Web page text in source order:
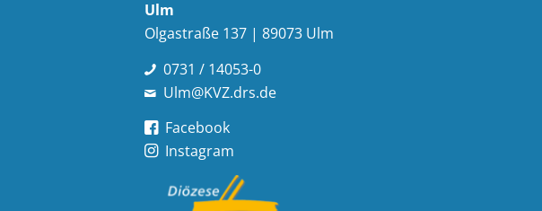
Ulm
Olgastraße 137 | 89073 Ulm
0731 / 14053-0
Ulm@KVZ.drs.de
Facebook
Instagram